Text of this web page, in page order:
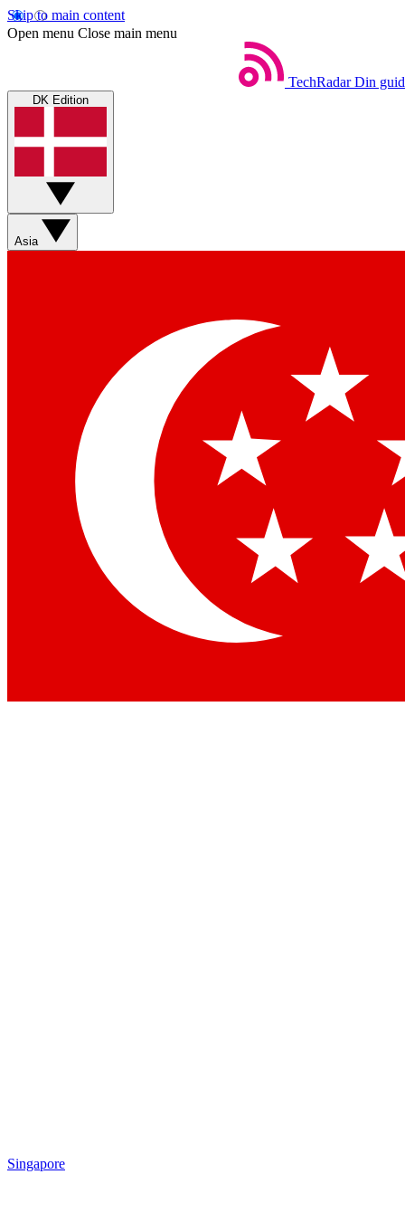
Skip to main content
Open menu Close main menu
TechRadar Din
DK Edition
Asia
Singapore